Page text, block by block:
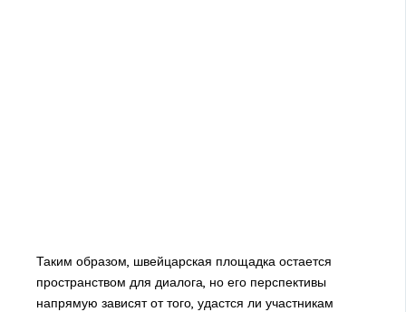
Таким образом, швейцарская площадка остается
пространством для диалога, но его перспективы
напрямую зависят от того, удастся ли участникам